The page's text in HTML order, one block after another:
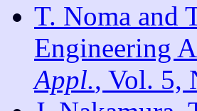
T. Noma
Engineering
Appl., Vol. 5,